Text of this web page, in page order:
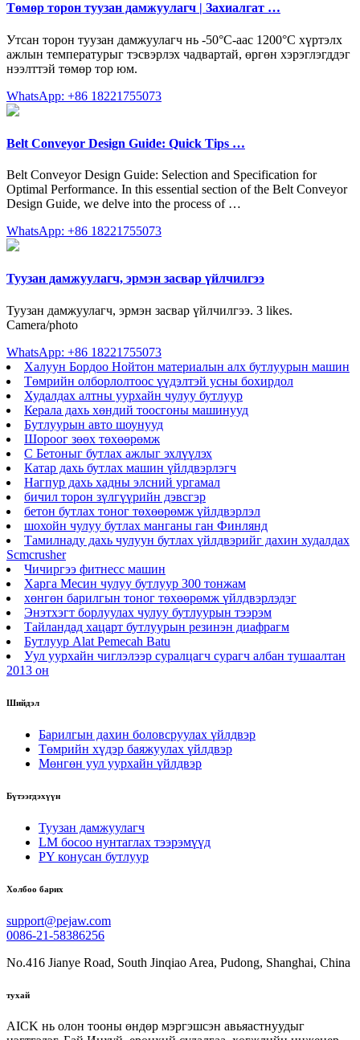
Төмөр торон туузан дамжуулагч | Захиалгат …
Утсан торон туузан дамжуулагч нь -50°С-аас 1200°С хүртэлх
ажлын температурыг тэсвэрлэх чадвартай, өргөн хэрэглэгддэг
нээлттэй төмөр тор юм.
WhatsApp: +86 18221755073
Belt Conveyor Design Guide: Quick Tips …
Belt Conveyor Design Guide: Selection and Specification for
Optimal Performance. In this essential section of the Belt Conveyor
Design Guide, we delve into the process of …
WhatsApp: +86 18221755073
Туузан дамжуулагч, эрмэн засвар үйлчилгээ
Туузан дамжуулагч, эрмэн засвар үйлчилгээ. 3 likes.
Camera/photo
WhatsApp: +86 18221755073
Халуун Бордоо Нойтон материалын алх бутлуурын машин
Төмрийн олборлолтоос үүдэлтэй усны бохирдол
Худалдах алтны уурхайн чулуу бутлуур
Керала дахь хөндий тоосгоны машинууд
Бутлуурын авто шоунууд
Шороог зөөх төхөөрөмж
C Бетоныг бутлах ажлыг эхлүүлэх
Катар дахь бутлах машин үйлдвэрлэгч
Нагпур дахь хадны элсний ургамал
бичил торон зүлгүүрийн дэвсгэр
бетон бутлах тоног төхөөрөмж үйлдвэрлэл
шохойн чулуу бутлах манганы ган Финлянд
Тамилнаду дахь чулуун бутлах үйлдвэрийг дахин худалдах
Scmcrusher
Чичиргээ фитнесс машин
Харга Месин чулуу бутлуур 300 тонжам
хөнгөн барилгын тоног төхөөрөмж үйлдвэрлэдэг
Энэтхэгт борлуулах чулуу бутлуурын тээрэм
Тайландад хацарт бутлуурын резинэн диафрагм
Бутлуур Alat Pemecah Batu
Уул уурхайн чиглэлээр суралцагч сурагч албан тушаалтан
2013 он
Шийдэл
Барилгын дахин боловсруулах үйлдвэр
Төмрийн хүдэр баяжуулах үйлдвэр
Мөнгөн уул уурхайн үйлдвэр
Бүтээгдэхүүн
Туузан дамжуулагч
LM босоо нунтаглах тээрэмүүд
PY конусан бутлуур
Холбоо барих
support@pejaw.com
0086-21-58386256
No.416 Jianye Road, South Jinqiao Area, Pudong, Shanghai, China
тухай
AICK нь олон тооны өндөр мэргэшсэн авьяастнуудыг